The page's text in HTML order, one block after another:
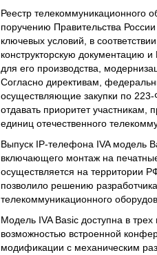
Реестр телекоммуникационного
поручению Правительства
ключевых условий, в
конструкторскую документацию
для его производства,
Согласно директивам,
осуществляющие закупки по
отдавать приоритет
единиц отечественного
Выпуск IP-телефона IVA модель
включающего монтаж на
осуществляется на территории
позволило решению
телекоммуникационного
Модель IVA Basic доступна в
возможностью встроенной
модификации с механическим